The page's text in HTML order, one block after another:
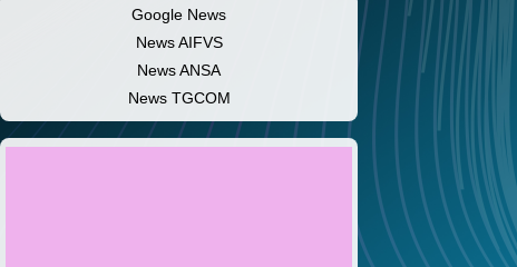
Google News
News AIFVS
News ANSA
News TGCOM